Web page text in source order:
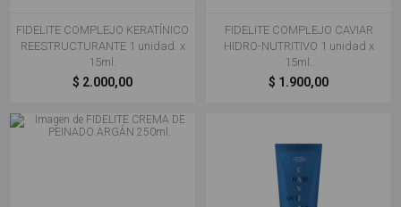
FIDELITE COMPLEJO KERATÍNICO
REESTRUCTURANTE 1 unidad. x
15ml.
$ 2.000,00
FIDELITE COMPLEJO CAVIAR
HIDRO-NUTRITIVO 1 unidad x
15ml.
$ 1.900,00